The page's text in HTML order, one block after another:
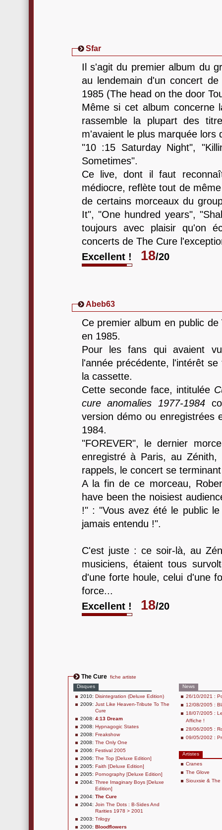
Sfar
Il s'agit du premier album du
au lendemain d'un concert
1985 (The head on the door
Même si cet album concerne
rassemble la plupart des
m'avaient le plus marquée lors
"10 :15 Saturday Night",
Sometimes".
Ce live, dont il faut
médiocre, reflète tout de
de certains morceaux du
It", "One hundred years",
toujours avec plaisir qu'on
concerts de The Cure
Excellent !
18/20
Abeb63
Ce premier album en public de
en 1985.
Pour les fans qui avaient
l'année précédente, l'intérêt
la cassette.
Cette seconde face, intitulée
cure anomalies 1977-1984
version démo ou enregistrées
1984.
"FOREVER", le dernier
enregistré à Paris, au
rappels, le concert se
A la fin de ce morceau,
have been the noisiest
!" : "Vous avez été le public
jamais entendu !".
C'est juste : ce soir-là, au
musiciens, étaient tous
d'une forte houle, celui d'une
force...
Excellent !
18/20
The Cure fiche artiste
Disques
2010: Disintegration (Deluxe Edition)
2009: Just Like Heaven-Tribute To The
Cure
2008: 4:13 Dream
2008: Hypnagogic States
2008: Freakshow
2008: The Only One
2006: Festival 2005
2006: The Top [Deluxe Edition]
2005: Faith [Deluxe Edition]
2005: Pornography [Deluxe Edition]
2004: Three Imaginary Boys [Deluxe
Edition]
2004: The Cure
2004: Join The Dots : B-Sides And
Rarities 1978 > 2001
2003: Trilogy
2000: Bloodflowers
News
26/10/2021 :
12/08/2005 :
18/07/2005 :
Affiche !
28/06/2005 :
09/05/2002 :
Artistes
Cranes
The Glove
Siouxsie & The